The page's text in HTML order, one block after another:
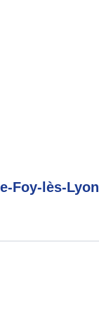
Foy-lès-Lyon